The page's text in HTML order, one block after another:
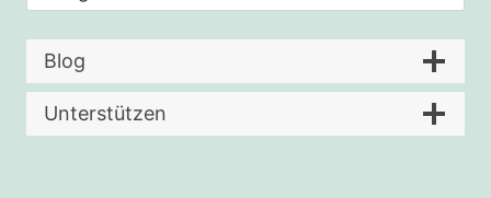
Blog
Unterstützen